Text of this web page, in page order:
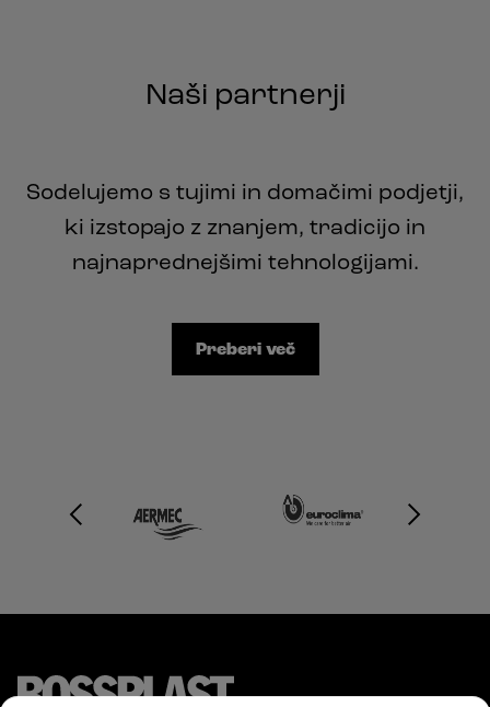
Naši partnerji
Sodelujemo s tujimi in domačimi podjetji,
ki izstopajo z znanjem, tradicijo in
najnaprednejšimi tehnologijami.
Preberi več